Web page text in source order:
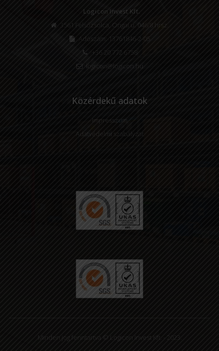
Logicon Invest Kft.
3561 Felsőzsolca, Ongai u. 046/8 hrsz.
Adószám: 13761846-2-05
+36 20 772 6758
logicon@logicon.hu
Közérdekű adatok
Impresszum
Adatvédelmi szabályzat
Minden jog fenntartva © Logicon Invest Kft. - 2023.